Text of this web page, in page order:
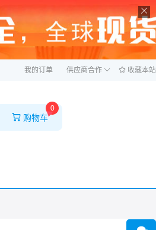
ဆ
我的订单 供应商合作 收藏本站
0
购物车